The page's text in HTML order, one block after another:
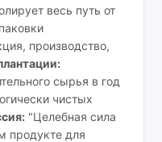
весь путь от
производство,
сырья в год
чистых
"Целебная сила
продукте для